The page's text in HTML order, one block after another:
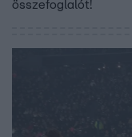
összefoglalót!